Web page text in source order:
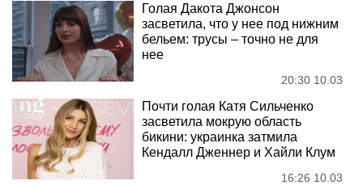
Голая Дакота Джонсон
засветила, что у нее под нижним
бельем: трусы – точно не для
нее
20:30 10.03
Почти голая Катя Сильченко
засветила мокрую область
бикини: украинка затмила
Кендалл Дженнер и Хайли Клум
16:26 10.03